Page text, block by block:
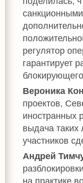
регулятор
гарантирует
Вероника
проектов,
иностранных
выдача таких
участников
Андрей